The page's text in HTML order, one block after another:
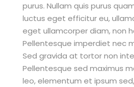
purus. Nullam quis purus
luctus eget efficitur eu,
eget ullamcorper diam, non
Pellentesque imperdiet nec
Sed gravida at tortor non
Pellentesque sed maximus
leo, elementum et ipsum